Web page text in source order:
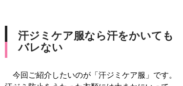
汗ジミケア服なら汗をかいても
バレない
今回ご紹介したいのが「汗ジミケア服」です。